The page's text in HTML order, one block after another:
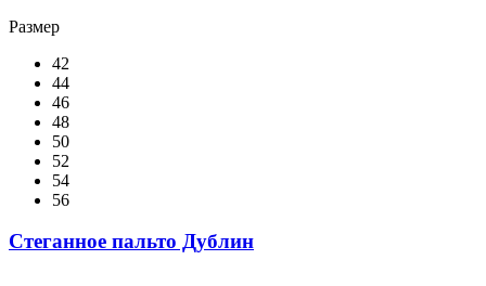
Размер
42
44
46
48
50
52
54
56
Стеганное пальто Дублин